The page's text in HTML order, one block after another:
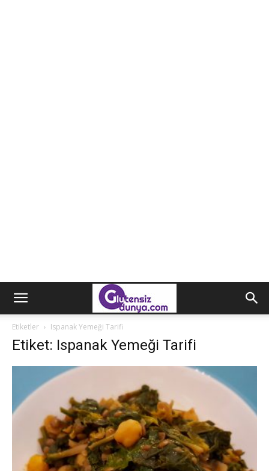
Etiketler Ispanak Yemeği Tarifi
Etiket: Ispanak Yemeği Tarifi